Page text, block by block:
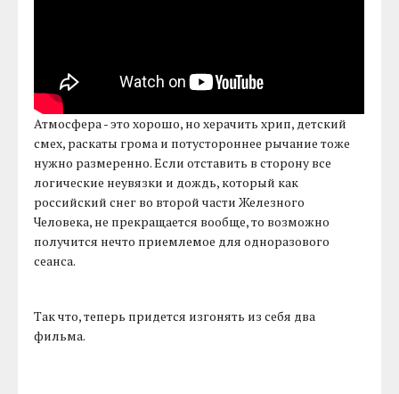
Атмосфера - это хорошо, но херачить хрип, детский
смех, раскаты грома и потустороннее рычание тоже
нужно размеренно. Если отставить в сторону все
логические неувязки и дождь, который как
российский снег во второй части Железного
Человека, не прекращается вообще, то возможно
получится нечто приемлемое для одноразового
сеанса.
Так что, теперь придется изгонять из себя два
фильма.